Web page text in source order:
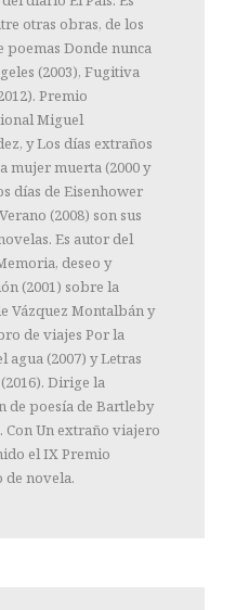
otras obras, de los
poemas Donde nunca
(2003), Fugitiva
Premio
Miguel
y Los días extraños
mujer muerta (2000 y
días de Eisenhower
(2008) son sus
Es autor del
deseo y
(2001) sobre la
Vázquez Montalbán y
de viajes Por la
agua (2007) y Letras
Dirige la
de poesía de Bartleby
Con Un extraño viajero
el IX Premio
novela.